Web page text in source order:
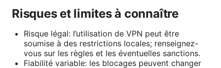
Risques et limites à connaître
Risque légal: l’utilisation de VPN peut être
soumise à des restrictions locales; renseignez-
vous sur les règles et les éventuelles sanctions.
Fiabilité variable: les blocages peuvent changer